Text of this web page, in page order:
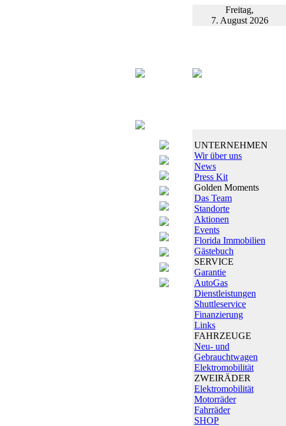
Freitag,
7. August 2026
UNTERNEHMEN
Wir über uns
News
Press Kit
Golden Moments
Das Team
Standorte
Aktionen
Events
Florida Immobilien
Gästebuch
SERVICE
Garantie
AutoGas
Dienstleistungen
Shuttleservice
Finanzierung
Links
FAHRZEUGE
Neu- und
Gebrauchtwagen
Elektromobilität
ZWEIRÄDER
Elektromobilität
Motorräder
Fahrräder
SHOP